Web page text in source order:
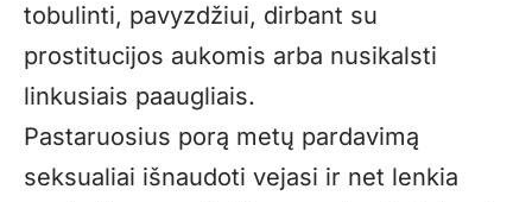
tobulinti, pavyzdžiui, dirbant su
prostitucijos aukomis arba nusikalsti
linkusiais paaugliais.
Pastaruosius porą metų pardavimą
seksualiai išnaudoti vejasi ir net lenkia